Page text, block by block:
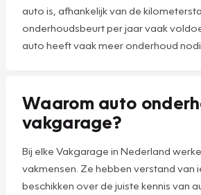
auto is, afhankelijk van de
onderhoudsbeurt per jaar vaak
auto heeft vaak meer onderhoud
Waarom auto
vakgarage?
Bij elke Vakgarage in Nederland
vakmensen. Ze hebben verstand van
beschikken over de juiste kennis van